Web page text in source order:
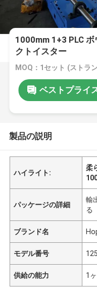
1000mm 1+3 PLC
クトイスター
ベストプライ
製品の説明
ハイライト:
柔
パッケージの詳細
輸
る
ブランド名
モデル番号
供給の能力 1